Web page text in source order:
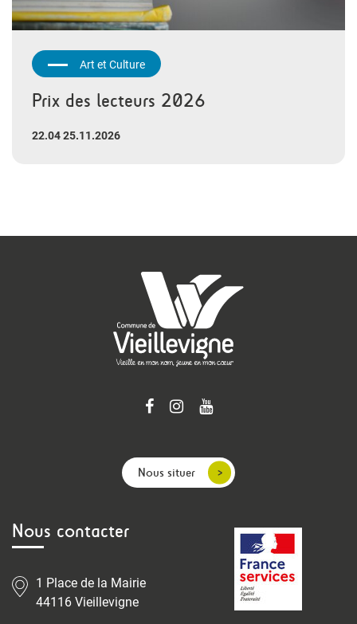
Art et Culture
Prix des lecteurs 2026
22.04 25.11.2026
Nous situer
Nous contacter
1 Place de la Mairie
44116 Vieillevigne